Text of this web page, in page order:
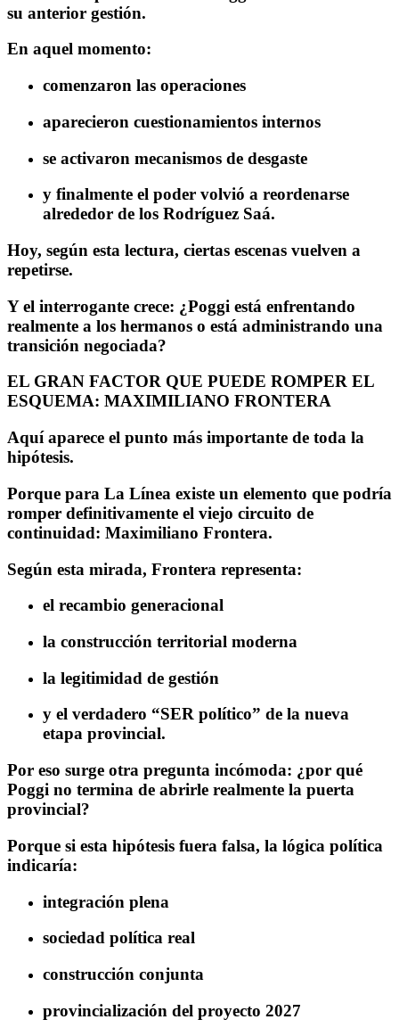
su anterior gestión.
En aquel momento:
comenzaron las operaciones
aparecieron cuestionamientos internos
se activaron mecanismos de desgaste
y finalmente el poder volvió a reordenarse
alrededor de los Rodríguez Saá.
Hoy, según esta lectura, ciertas escenas vuelven a
repetirse.
Y el interrogante crece: ¿Poggi está enfrentando
realmente a los hermanos o está administrando una
transición negociada?
EL GRAN FACTOR QUE PUEDE ROMPER EL
ESQUEMA: MAXIMILIANO FRONTERA
Aquí aparece el punto más importante de toda la
hipótesis.
Porque para La Línea existe un elemento que podría
romper definitivamente el viejo circuito de
continuidad: Maximiliano Frontera.
Según esta mirada, Frontera representa:
el recambio generacional
la construcción territorial moderna
la legitimidad de gestión
y el verdadero “SER político” de la nueva
etapa provincial.
Por eso surge otra pregunta incómoda: ¿por qué
Poggi no termina de abrirle realmente la puerta
provincial?
Porque si esta hipótesis fuera falsa, la lógica política
indicaría:
integración plena
sociedad política real
construcción conjunta
provincialización del proyecto 2027